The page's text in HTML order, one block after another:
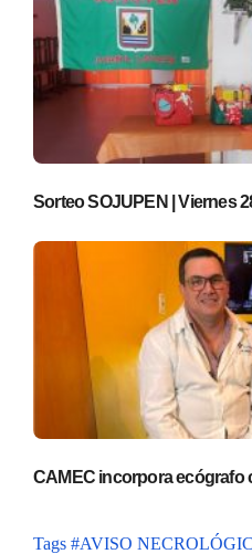
Sorteo SOJUPEN | Viernes
CAMEC incorpora ecógrafo
Tags #AVISO